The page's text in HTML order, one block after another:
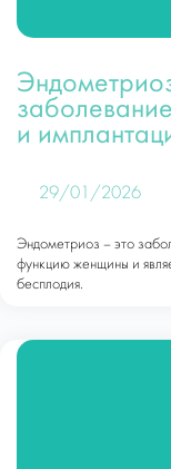
и
29/01/2026
Эндометриоз – это
функцию женщины и
бесплодия.